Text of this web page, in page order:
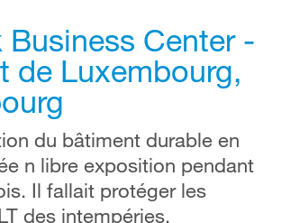
Business Center -
de Luxembourg,
du bâtiment durable en
n libre exposition pendant
Il fallait protéger les
des intempéries.